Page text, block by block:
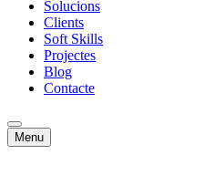
Solucions
Clients
Soft Skills
Projectes
Blog
Contacte
Menu